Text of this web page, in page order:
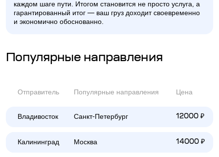
каждом шаге пути. Итогом становится не просто услуга, а
гарантированный итог — ваш груз доходит своевременно
и экономично обоснованно.
Популярные направления
Отправитель Популярные направления Цена
Владивосток Санкт-Петербург 12000 ₽
Калининград Москва 14000 ₽